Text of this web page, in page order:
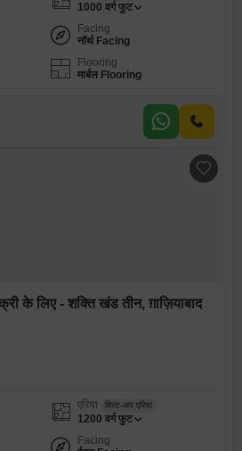
1000 वर्ग फुट
Facing
नॉर्थ Facing
Flooring
मार्बल Flooring
के लिए - शक्ति खंड तीन, ग़ाज़ियाबाद
एरिया बिल्ट-अप एरिया
1200 वर्ग फुट
Facing